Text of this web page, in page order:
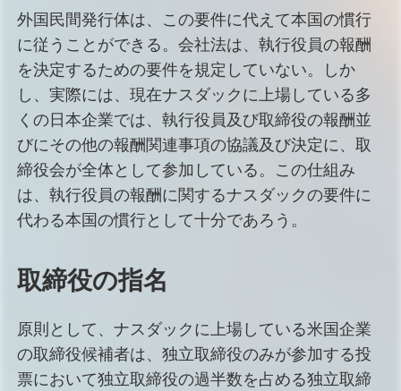
外国民間発行体は、この要件に代えて本国の慣行
に従うことができる。会社法は、執行役員の報酬
を決定するための要件を規定していない。しか
し、実際には、現在ナスダックに上場している多
くの日本企業では、執行役員及び取締役の報酬並
びにその他の報酬関連事項の協議及び決定に、取
締役会が全体として参加している。この仕組み
は、執行役員の報酬に関するナスダックの要件に
代わる本国の慣行として十分であろう。
取締役の指名
原則として、ナスダックに上場している米国企業
の取締役候補者は、独立取締役のみが参加する投
票において独立取締役の過半数を占める独立取締